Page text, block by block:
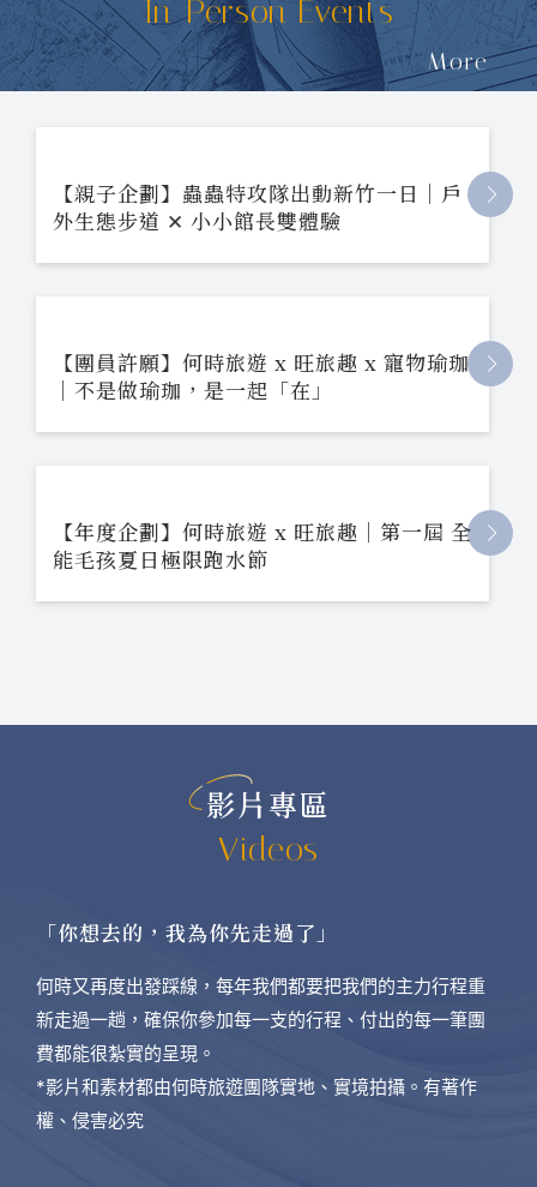
In-Person Events
More
【親子企劃】蟲蟲特攻隊出動新竹一日｜戶
外生態步道 ✕ 小小館長雙體驗
【團員許願】何時旅遊 x 旺旅趣 x 寵物瑜珈
｜不是做瑜珈，是一起「在」
【年度企劃】何時旅遊 x 旺旅趣｜第一屆 全
能毛孩夏日極限跑水節
影片專區
Videos
「你想去的，我為你先走過了」
何時又再度出發踩線，每年我們都要把我們的主力行程重
新走過一趟，確保你參加每一支的行程、付出的每一筆團
費都能很紮實的呈現。
*影片和素材都由何時旅遊團隊實地、實境拍攝。有著作
權、侵害必究